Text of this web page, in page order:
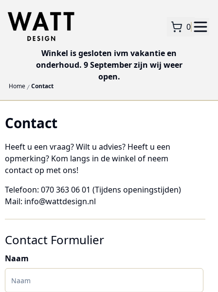
0
Winkel is gesloten ivm vakantie en
onderhoud. 9 September zijn wij weer
open.
Home Contact
Contact
Heeft u een vraag? Wilt u advies? Heeft u een
opmerking? Kom langs in de winkel of neem
contact op met ons!
Telefoon: 070 363 06 01 (Tijdens openingstijden)
Mail: info@wattdesign.nl
Contact Formulier
Naam